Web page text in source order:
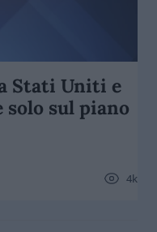
Stati Uniti e
solo sul piano
4k